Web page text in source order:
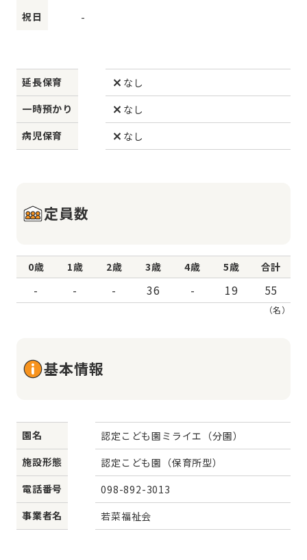
祝日 -
延長保育
なし
一時預かり
なし
病児保育
なし
定員数
0歳 1歳 2歳 3歳 4歳 5歳 合計
- - - 36 - 19 55
（名）
基本情報
園名
認定こども園ミライエ（分園）
施設形態
認定こども園（保育所型）
電話番号
098-892-3013
事業者名
若菜福祉会